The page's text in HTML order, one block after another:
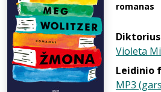
romanas
Violeta
Leidinio
MP3